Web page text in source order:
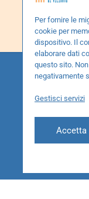
Per fornire le
cookie per
dispositivo. Il
elaborare dati
questo sito.
negativamente
Gestisci servizi
Accetta